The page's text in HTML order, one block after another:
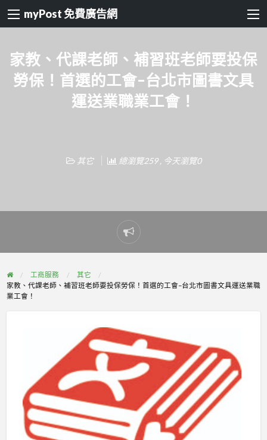
myPost 免費廣告網
家教、代課老師、補習班老師要投保
勞保！首選的工會–台北市圖書文具
運送業職業工會！
其它 總瀏覽259 , 今天瀏覽0
Report
problem
工商服務
其它
家教、代課老師、補習班老師要投保勞保！首選的工會–台北市圖書文具運送業職
業工會！